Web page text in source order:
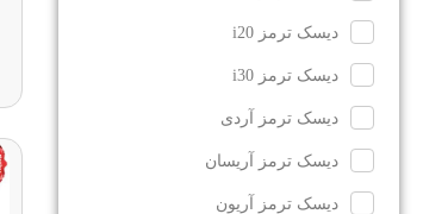
دیسک ترمز i20
دیسک ترمز i30
دیسک ترمز آردی
دیسک ترمز آریسان
دیسک ترمز آریون